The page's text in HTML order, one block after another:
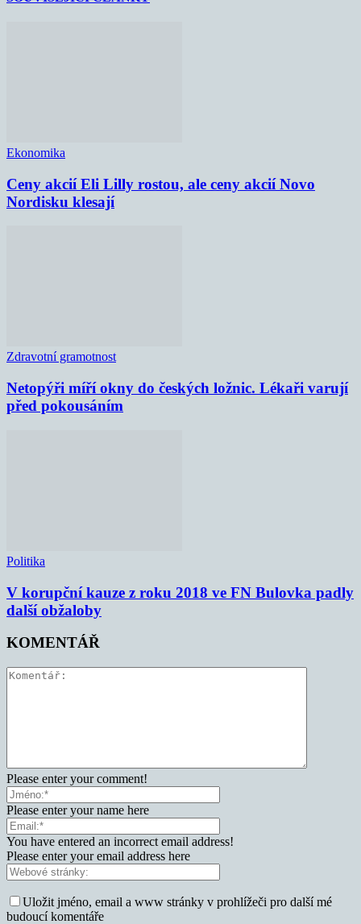
Ekonomika
Ceny akcií Eli Lilly rostou, ale ceny akcií Novo
Nordisku klesají
Zdravotní gramotnost
Netopýři míří okny do českých ložnic. Lékaři varují
před pokousáním
Politika
V korupční kauze z roku 2018 ve FN Bulovka padly
další obžaloby
KOMENTÁŘ
Please enter your comment!
Please enter your name here
You have entered an incorrect email address!
Please enter your email address here
Uložit jméno, email a www stránky v prohlížeči pro další mé
budoucí komentáře